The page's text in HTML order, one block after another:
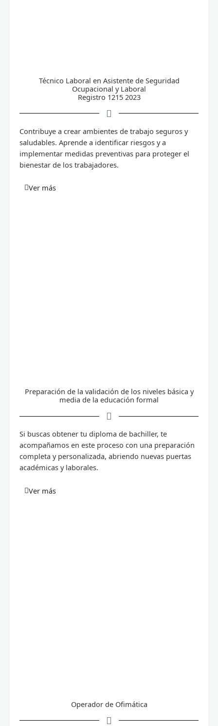
Técnico Laboral en Asistente de Seguridad
Ocupacional y Laboral
Registro 1215 2023
Contribuye a crear ambientes de trabajo seguros y
saludables. Aprende a identificar riesgos y a
implementar medidas preventivas para proteger el
bienestar de los trabajadores.
Ver más
Preparación de la validación de los niveles básica y
media de la educación formal
Si buscas obtener tu diploma de bachiller, te
acompañamos en este proceso con una preparación
completa y personalizada, abriendo nuevas puertas
académicas y laborales.
Ver más
Operador de Ofimática